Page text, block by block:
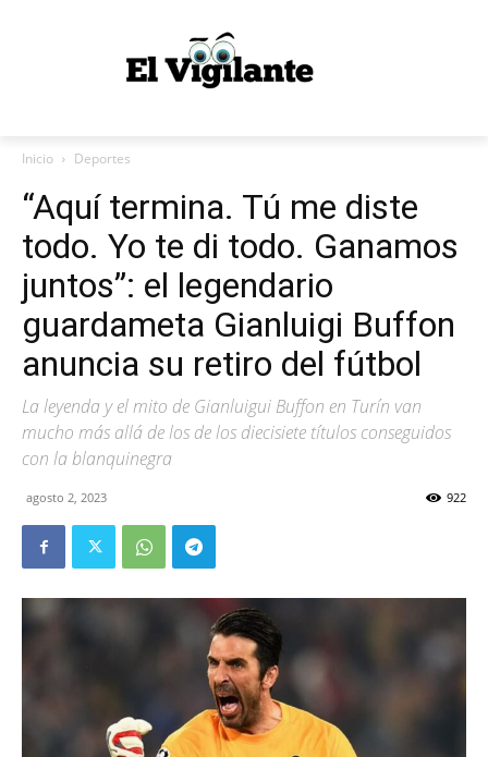
Inicio Deportes
“Aquí termina. Tú me diste
todo. Yo te di todo. Ganamos
juntos”: el legendario
guardameta Gianluigi Buffon
anuncia su retiro del fútbol
La leyenda y el mito de Gianluigui Buffon en Turín van
mucho más allá de los de los diecisiete títulos conseguidos
con la blanquinegra
agosto 2, 2023 922